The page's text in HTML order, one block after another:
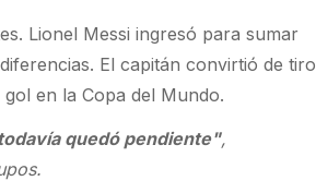
Lionel Messi ingresó para sumar
El capitán convirtió de tiro
en la Copa del Mundo.
quedó pendiente",